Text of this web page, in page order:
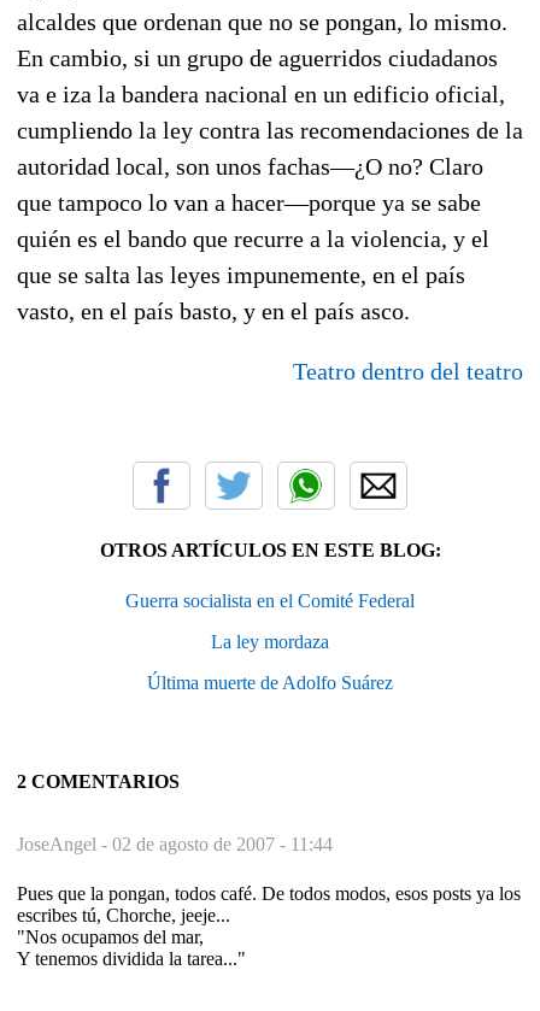
alcaldes que ordenan que no se pongan, lo mismo.
En cambio, si un grupo de aguerridos ciudadanos
va e iza la bandera nacional en un edificio oficial,
cumpliendo la ley contra las recomendaciones de la
autoridad local, son unos fachas—¿O no? Claro
que tampoco lo van a hacer—porque ya se sabe
quién es el bando que recurre a la violencia, y el
que se salta las leyes impunemente, en el país
vasto, en el país basto, y en el país asco.
Teatro dentro del teatro
OTROS ARTÍCULOS EN ESTE BLOG:
Guerra socialista en el Comité Federal
La ley mordaza
Última muerte de Adolfo Suárez
2 COMENTARIOS
JoseAngel - 02 de agosto de 2007 - 11:44
Pues que la pongan, todos café. De todos modos, esos posts ya los
escribes tú, Chorche, jeeje...
"Nos ocupamos del mar,
Y tenemos dividida la tarea..."